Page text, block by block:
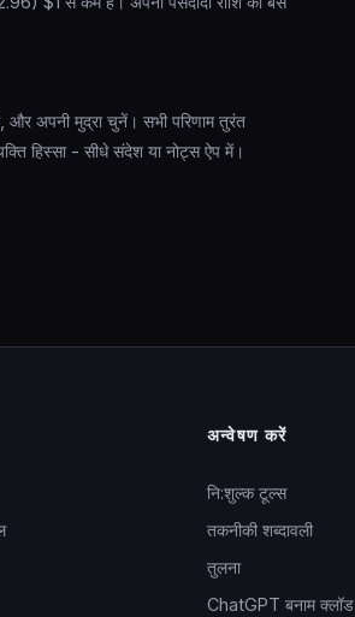
और अपनी मुद्रा चुनें। सभी परिणाम तुरंत
हिस्सा - सीधे संदेश या नोट्स ऐप में।
अन्वेषण करें
नि:शुल्क टूल्स
तकनीकी शब्दावली
तुलना
ChatGPT बनाम क्लॉड